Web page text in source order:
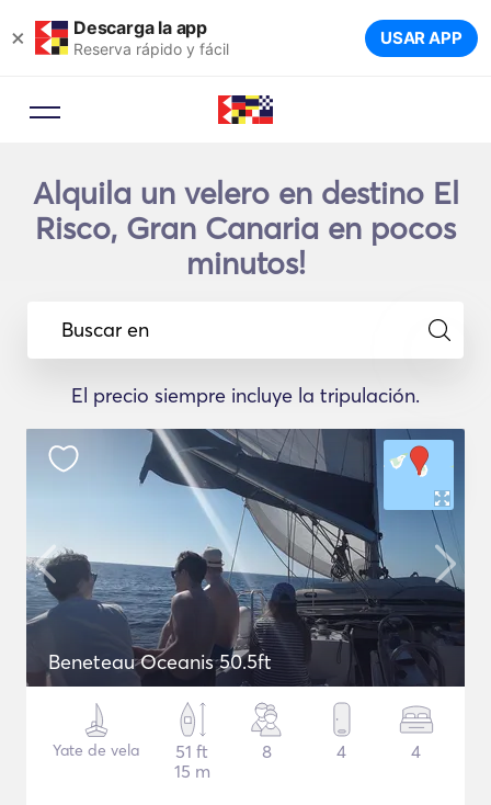
× Descarga la app
Reserva rápido y fácil USAR APP
Alquila un velero en destino El
Risco, Gran Canaria en pocos
minutos!
Buscar en
El precio siempre incluye la tripulación.
Beneteau Oceanis 50.5ft
Yate de vela
51 ft
15 m
8 4 4